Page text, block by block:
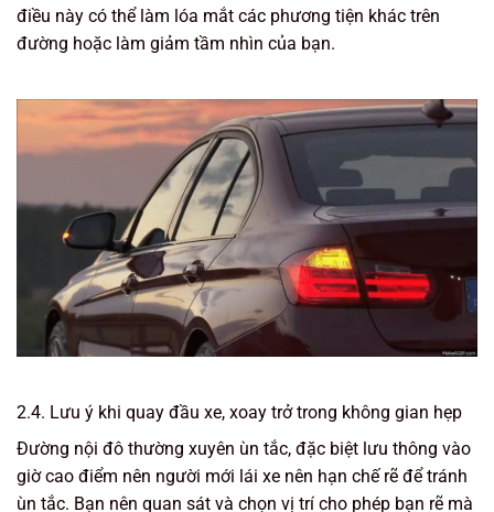
điều này có thể làm lóa mắt các phương tiện khác trên
đường hoặc làm giảm tầm nhìn của bạn.
2.4. Lưu ý khi quay đầu xe, xoay trở trong không gian hẹp
Đường nội đô thường xuyên ùn tắc, đặc biệt lưu thông vào
giờ cao điểm nên người mới lái xe nên hạn chế rẽ để tránh
ùn tắc. Bạn nên quan sát và chọn vị trí cho phép bạn rẽ mà